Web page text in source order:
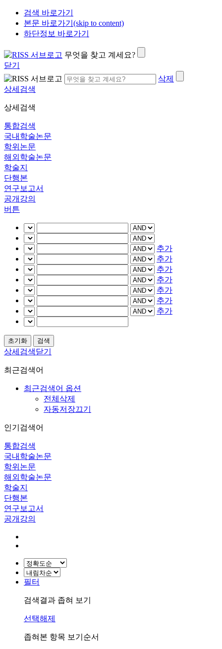
검색 바로가기
본문 바로가기(skip to content)
하단정보 바로가기
무엇을 찾고 계세요?
닫기
삭제
상세검색
상세검색
통합검색
국내학술논문
학위논문
해외학술논문
학술지
단행본
연구보고서
공개강의
버튼
추가
추가
추가
추가
추가
추가
추가
상세검색닫기
최근검색어
최근검색어 옵션
전체삭제
자동저장끄기
인기검색어
통합검색
국내학술논문
학위논문
해외학술논문
학술지
단행본
연구보고서
공개강의
필터
검색결과 좁혀 보기
선택해제
좁혀본 항목 보기순서